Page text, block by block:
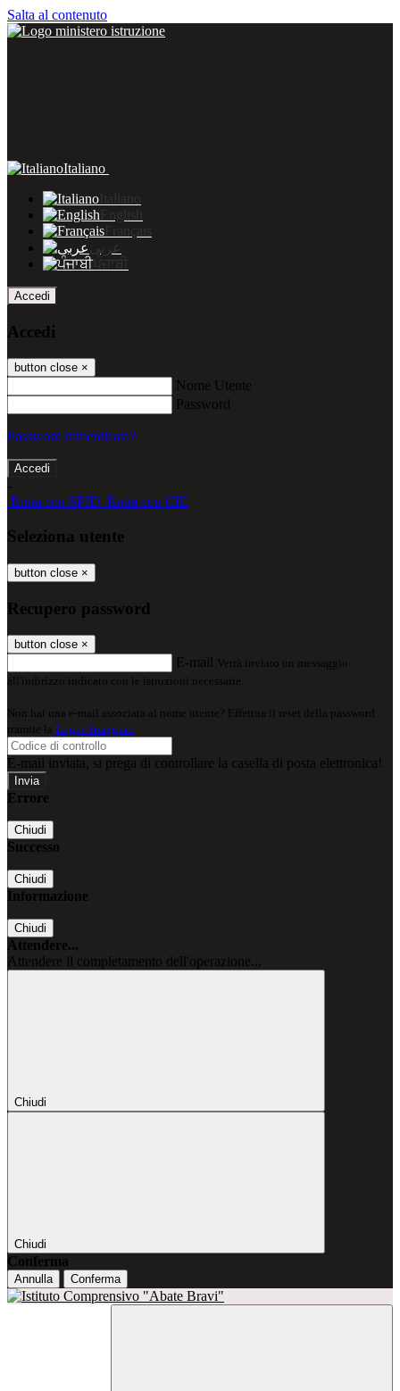
Salta al contenuto
Italiano
Italiano
English
Français
عربى
ਪੰਜਾਬੀ
Accedi
Accedi
button close ×
Nome Utente
Password
Password dimenticata?
-
Entra con SPID Entra con CIE
Seleziona utente
button close ×
Recupero password
button close ×
E-mail Verrà inviato un messaggio
all'indirizzo indicato con le istruzioni necessarie.
Non hai una e-mail associata al nome utente? Effettua il reset della password
tramite la Login Spaggiari
E-mail inviata, si prega di controllare la casella di posta elettronica!
Errore
Chiudi
Successo
Chiudi
Informazione
Chiudi
Attendere...
Attendere il completamento dell'operazione...
Chiudi
Chiudi
Conferma
Annulla Conferma